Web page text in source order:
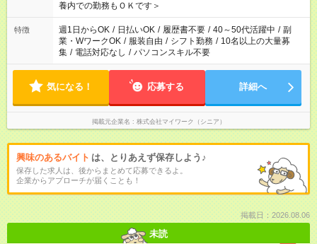
養内での勤務もＯＫです＞
特徴 週1日からOK / 日払いOK / 履歴書不要 / 40～50代活躍中 / 副
業・WワークOK / 服装自由 / シフト勤務 / 10名以上の大量募
集 / 電話対応なし / パソコンスキル不要
気になる！ 応募する 詳細へ
掲載元企業名 株式会社マイワーク（シニア）
興味のあるバイト は、とりあえず保存しよう♪
保存した求人は、後からまとめて応募できるよ。
企業からアプローチが届くことも！
掲載日：2026.08.06
未読